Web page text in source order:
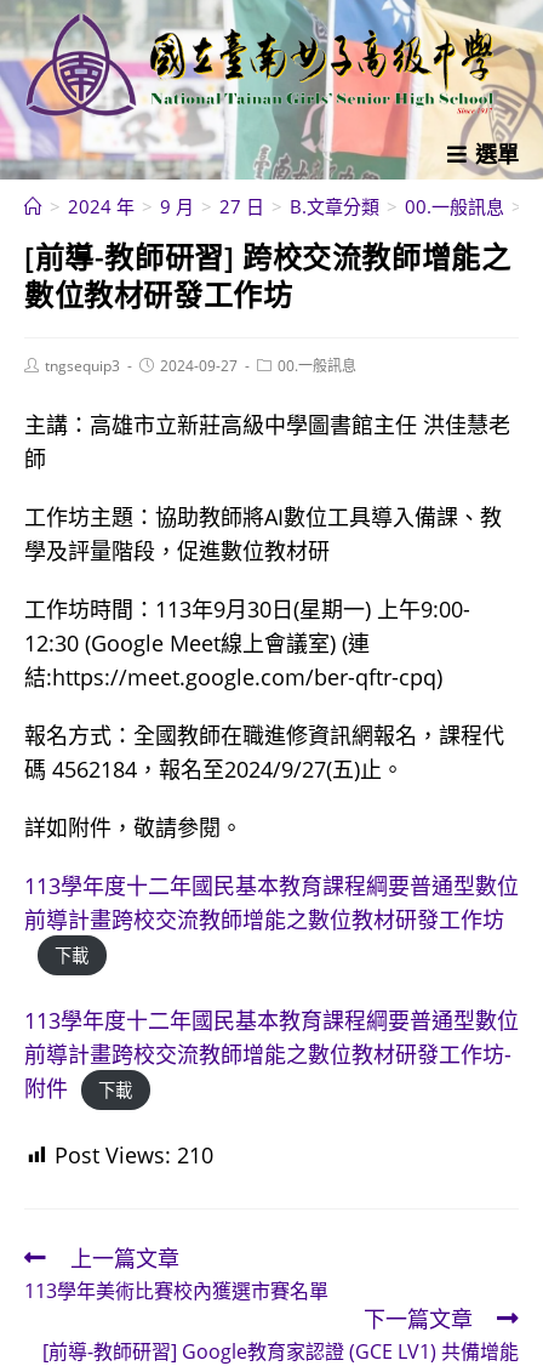
跳
轉
至
主
要
內
選單
> 2024 年 > 9 月 > 27 日 > B.文章分類 > 00.一般訊息 >
[前導-教師研習] 跨校交流教師增能之
數位教材研發工作坊
Posttngsequip3
Post2024-09-27
Post00.一般訊息
主講：高雄市立新莊高級中學圖書館主任 洪佳慧老
師
工作坊主題：協助教師將AI數位工具導入備課、教
學及評量階段，促進數位教材研
工作坊時間：113年9月30日(星期一) 上午9:00-
12:30 (Google Meet線上會議室) (連
結:https://meet.google.com/ber-qftr-cpq)
報名方式：全國教師在職進修資訊網報名，課程代
碼 4562184，報名至2024/9/27(五)止。
詳如附件，敬請參閱。
113學年度十二年國民基本教育課程綱要普通型數位
前導計畫跨校交流教師增能之數位教材研發工作坊
下載
113學年度十二年國民基本教育課程綱要普通型數位
前導計畫跨校交流教師增能之數位教材研發工作坊-
附件
下載
Post Views: 210
Read
more
articles
上一篇文章
113學年美術比賽校內獲選市賽名單
下一篇文章
[前導-教師研習] Google教育家認證 (GCE LV1) 共備增能